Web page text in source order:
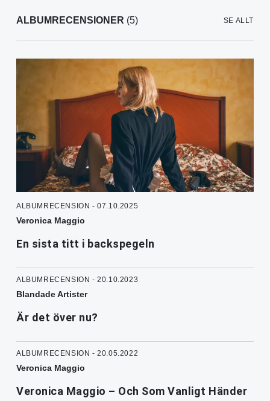
ALBUMRECENSIONER (5) SE ALLT
ALBUMRECENSION - 07.10.2025
Veronica Maggio
En sista titt i backspegeln
ALBUMRECENSION - 20.10.2023
Blandade Artister
Är det över nu?
ALBUMRECENSION - 20.05.2022
Veronica Maggio
Veronica Maggio – Och Som Vanligt Händer